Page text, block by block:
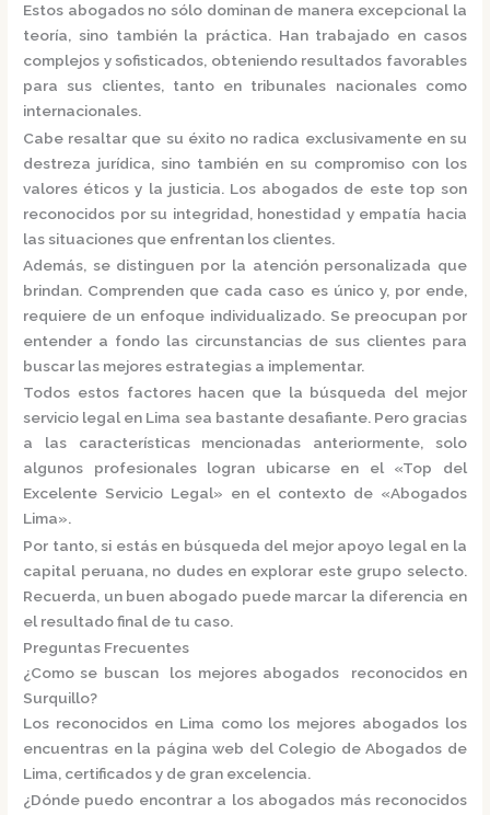
Estos abogados no sólo dominan de manera excepcional la
teoría, sino también la práctica. Han trabajado en casos
complejos y sofisticados, obteniendo resultados favorables
para sus clientes, tanto en tribunales nacionales como
internacionales.
Cabe resaltar que su éxito no radica exclusivamente en su
destreza jurídica, sino también en su compromiso con los
valores éticos y la justicia. Los abogados de este top son
reconocidos por su integridad, honestidad y empatía hacia
las situaciones que enfrentan los clientes.
Además, se distinguen por la atención personalizada que
brindan. Comprenden que cada caso es único y, por ende,
requiere de un enfoque individualizado. Se preocupan por
entender a fondo las circunstancias de sus clientes para
buscar las mejores estrategias a implementar.
Todos estos factores hacen que la búsqueda del mejor
servicio legal en Lima sea bastante desafiante. Pero gracias
a las características mencionadas anteriormente, solo
algunos profesionales logran ubicarse en el «Top del
Excelente Servicio Legal» en el contexto de «Abogados
Lima».
Por tanto, si estás en búsqueda del mejor apoyo legal en la
capital peruana, no dudes en explorar este grupo selecto.
Recuerda, un buen abogado puede marcar la diferencia en
el resultado final de tu caso.
Preguntas Frecuentes
¿Como se buscan los mejores abogados reconocidos en
Surquillo?
Los reconocidos en Lima como los mejores abogados los
encuentras en la página web del Colegio de Abogados de
Lima, certificados y de gran excelencia.
¿Dónde puedo encontrar a los abogados más reconocidos